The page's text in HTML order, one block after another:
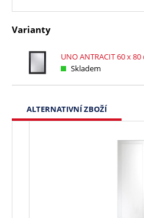
Varianty
UNO ANTRACIT 60 x 80
Skladem
ALTERNATIVNÍ ZBOŽÍ